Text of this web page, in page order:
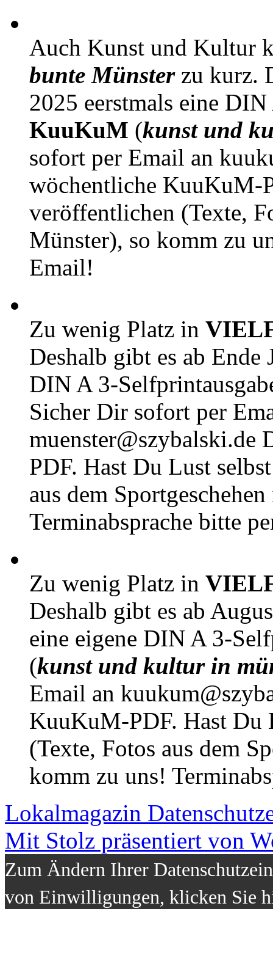
Auch Kunst und Kultur
bunte Münsterzu kurz.
2025 eerstmals eine
KuuKuM (kunst und
sofort per Email an
wöchentliche KuuKuM-
veröffentlichen (Texte,
Münster), so komm zu
Email!
Zu wenig Platz in
Deshalb gibt es ab Ende
DIN A 3-
Sicher Dir sofort per
muenster@szybalski.de
PDF. Hast Du Lust
aus dem
Terminabsprache bitte
Zu wenig Platz in
Deshalb gibt es ab
eine eigene DIN A 3-
(kunst und kultur in
Email an
KuuKuM-PDF. Hast Du
(Texte, Fotos aus dem
komm zu uns!
Lokalmagazin
Mit Stolz präsentiert von
Zum Ändern Ihrer
von Einwilligungen, klicken Sie